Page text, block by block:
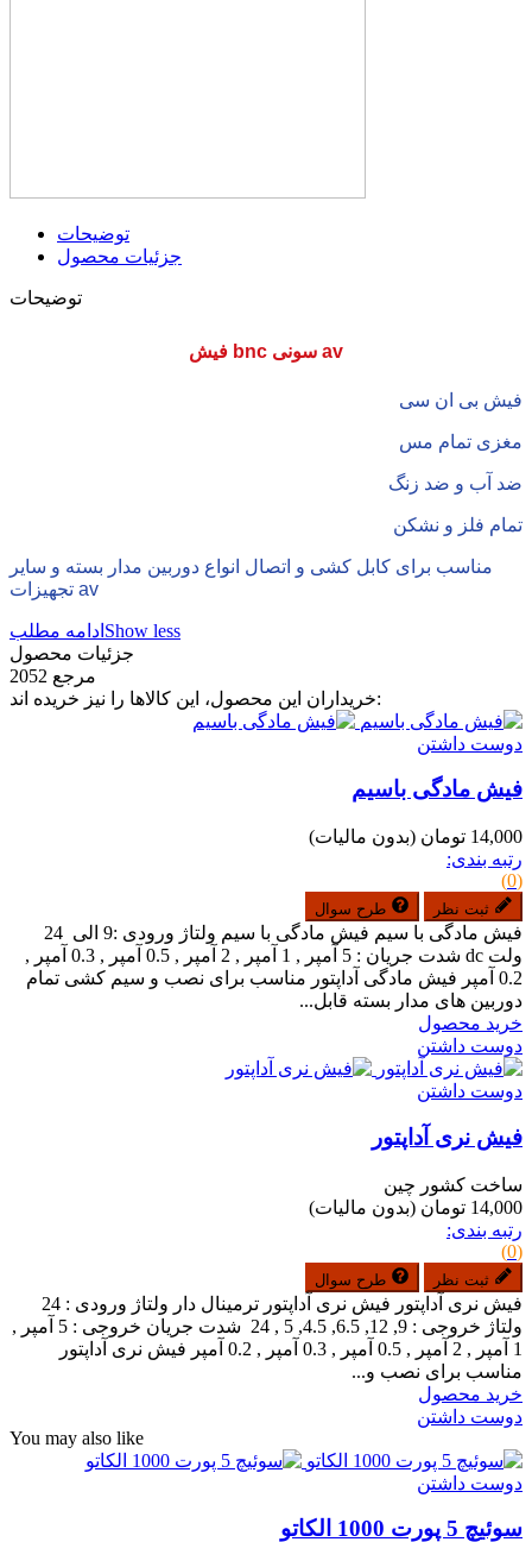
توضیحات
جزئیات محصول
توضیحات
فیش bnc سونی av
فیش بی ان سی
مغزی تمام مس
ضد آب و ضد زنگ
تمام فلز و نشکن
مناسب برای کابل کشی و اتصال انواع دوربین مدار بسته و سایر
تجهیزات av
ادامه مطلب Show less
جزئیات محصول
مرجع 2052
خریداران این محصول، این کالاها را نیز خریده اند:
دوست داشتن
فیش مادگی باسیم
14,000 تومان
(بدون مالیات)
رتبه بندی:
(0)
ثبت نظر طرح سوال
فیش مادگی با سیم فیش مادگی با سیم ولتاژ ورودی :9 الی 24
ولت dc شدت جریان : 5 آمپر , 1 آمپر , 2 آمپر , 0.5 آمپر , 0.3 آمپر ,
0.2 آمپر فیش مادگی آداپتور مناسب برای نصب و سیم کشی تمام
دوربین های مدار بسته قابل...
خرید محصول
دوست داشتن
دوست داشتن
فیش نری آداپتور
ساخت کشور چین
14,000 تومان
(بدون مالیات)
رتبه بندی:
(0)
ثبت نظر طرح سوال
فیش نری آداپتور فیش نری آداپتور ترمینال دار ولتاژ ورودی : 24
ولتاژ خروجی : 9, 12, 6.5, 4.5, 5 , 24 شدت جریان خروجی : 5 آمپر ,
1 آمپر , 2 آمپر , 0.5 آمپر , 0.3 آمپر , 0.2 آمپر فیش نری آداپتور
مناسب برای نصب و...
خرید محصول
دوست داشتن
You may also like
دوست داشتن
سوئیچ 5 پورت 1000 الکاتو